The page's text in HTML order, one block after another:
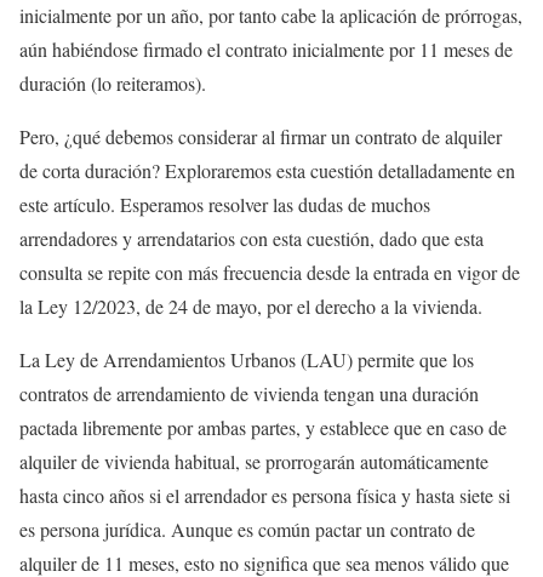
inicialmente por un año, por tanto cabe la aplicación de prórrogas,
aún habiéndose firmado el contrato inicialmente por 11 meses de
duración (lo reiteramos).
Pero, ¿qué debemos considerar al firmar un contrato de alquiler
de corta duración? Exploraremos esta cuestión detalladamente en
este artículo. Esperamos resolver las dudas de muchos
arrendadores y arrendatarios con esta cuestión, dado que esta
consulta se repite con más frecuencia desde la entrada en vigor de
la Ley 12/2023, de 24 de mayo, por el derecho a la vivienda.
La Ley de Arrendamientos Urbanos (LAU) permite que los
contratos de arrendamiento de vivienda tengan una duración
pactada libremente por ambas partes, y establece que en caso de
alquiler de vivienda habitual, se prorrogarán automáticamente
hasta cinco años si el arrendador es persona física y hasta siete si
es persona jurídica. Aunque es común pactar un contrato de
alquiler de 11 meses, esto no significa que sea menos válido que